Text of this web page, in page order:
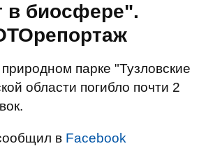
в биосфере".
парке "Тузловские
области погибло почти 2
в Facebook